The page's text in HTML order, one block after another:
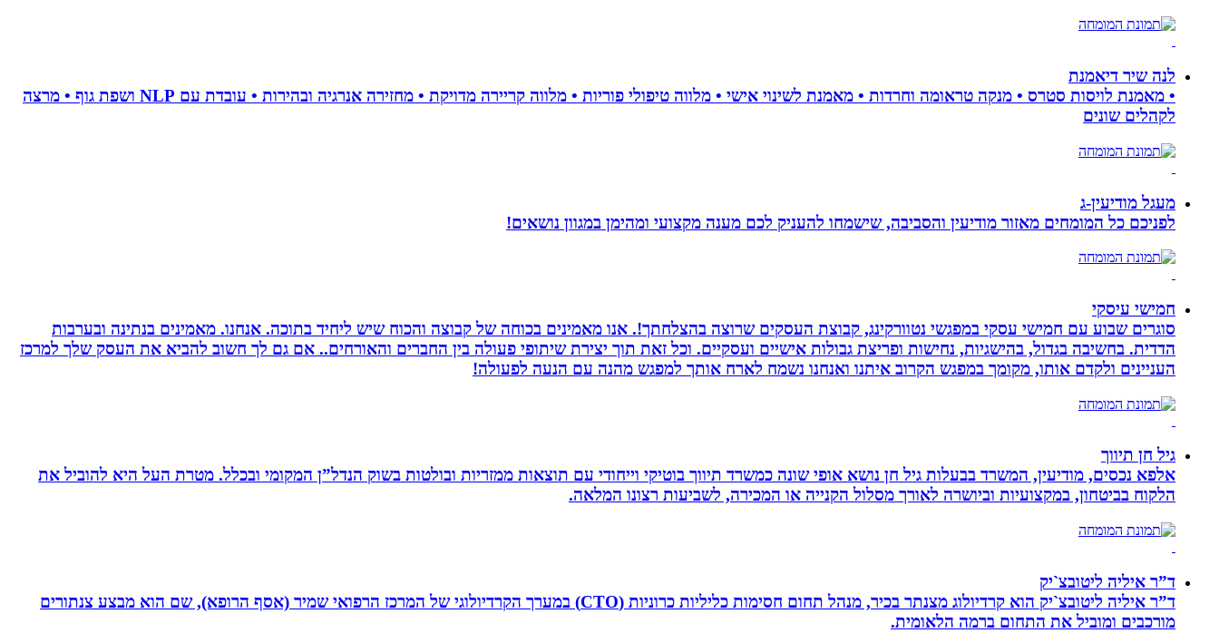
לנה שיר דיאמנת
• מאמנת לויסות סטרס • מנקה טראומה וחרדות • מאמנת לשינוי אישי • מלווה טיפולי פוריות • מלווה קריירה מדויקת • מחזירה אנרגיה ובהירות • עובדת עם NLP ושפת גוף • מרצה
לקהלים שונים
מעגל מודיעין-ג
לפניכם כל המומחים מאזור מודיעין והסביבה, שישמחו להעניק לכם מענה מקצועי ומהימן במגוון נושאים!
חמישי עיסקי
סוגרים שבוע עם חמישי עסקי במפגשי נטוורקינג, קבוצת העסקים שרוצה בהצלחתך!. אנו מאמינים בכוחה של קבוצה והכוח שיש ליחיד בתוכה. אנחנו. מאמינים בנתינה ובערבות
הדדית. בחשיבה בגדול, בהישגיות, נחישות ופריצת גבולות אישיים ועסקיים. וכל זאת תוך יצירת שיתופי פעולה בין החברים והאורחים.. אם גם לך חשוב להביא את העסק שלך למרכז
העניינים ולקדם אותו, מקומך במפגש הקרוב איתנו ואנחנו נשמח לארח אותך למפגש מהנה עם הנעה לפעולה!
גיל חן תיווך
אלפא נכסים, מודיעין, המשרד בבעלות גיל חן נושא אופי שונה כמשרד תיווך בוטיקי וייחודי עם תוצאות ממזריות ובולטות בשוק הנדל”ן המקומי ובכלל. מטרת העל היא להוביל את
הלקוח בביטחון, במקצועיות וביושרה לאורך מסלול הקנייה או המכירה, לשביעות רצונו המלאה.
ד”ר איליה ליטובצ`יק
ד”ר איליה ליטובצ`יק הוא קרדיולוג מצנתר בכיר, מנהל תחום חסימות כליליות כרוניות (CTO) במערך הקרדיולוגי של המרכז הרפואי שמיר (אסף הרופא), שם הוא מבצע צנתורים
מורכבים ומוביל את התחום ברמה הלאומית.